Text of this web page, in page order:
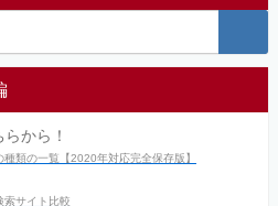
から！